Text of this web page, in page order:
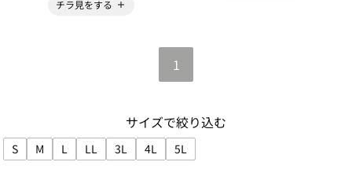
チラ見をする
1
サイズで絞り込む
S
サイズで絞り込み: S
M
サイズで絞り込み: M
L
サイズで絞り込み: L
LL
サイズで絞り込み: LL
3L
サイズで絞り込み: 3L
4L
サイズで絞り込み: 4L
5L
サイズで絞り込み: 5L